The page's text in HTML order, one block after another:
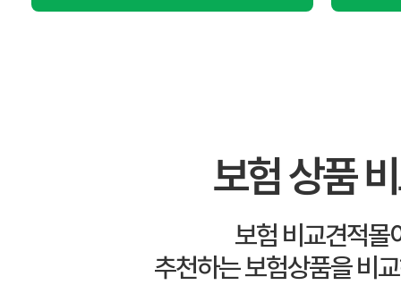
보험 상품
보험 비교견적몰
추천하는 보험상품을 비